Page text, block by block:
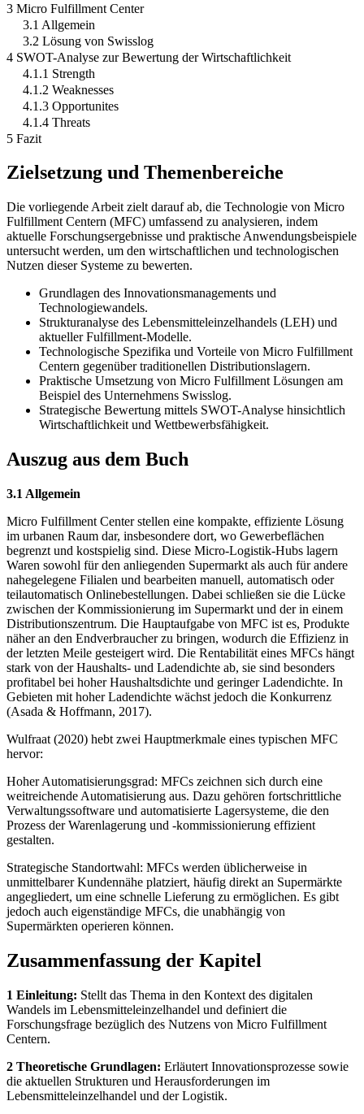
3 Micro Fulfillment Center
3.1 Allgemein
3.2 Lösung von Swisslog
4 SWOT-Analyse zur Bewertung der Wirtschaftlichkeit
4.1.1 Strength
4.1.2 Weaknesses
4.1.3 Opportunites
4.1.4 Threats
5 Fazit
Zielsetzung und Themenbereiche
Die vorliegende Arbeit zielt darauf ab, die Technologie von Micro
Fulfillment Centern (MFC) umfassend zu analysieren, indem
aktuelle Forschungsergebnisse und praktische Anwendungsbeispiele
untersucht werden, um den wirtschaftlichen und technologischen
Nutzen dieser Systeme zu bewerten.
Grundlagen des Innovationsmanagements und
Technologiewandels.
Strukturanalyse des Lebensmitteleinzelhandels (LEH) und
aktueller Fulfillment-Modelle.
Technologische Spezifika und Vorteile von Micro Fulfillment
Centern gegenüber traditionellen Distributionslagern.
Praktische Umsetzung von Micro Fulfillment Lösungen am
Beispiel des Unternehmens Swisslog.
Strategische Bewertung mittels SWOT-Analyse hinsichtlich
Wirtschaftlichkeit und Wettbewerbsfähigkeit.
Auszug aus dem Buch
3.1 Allgemein
Micro Fulfillment Center stellen eine kompakte, effiziente Lösung
im urbanen Raum dar, insbesondere dort, wo Gewerbeflächen
begrenzt und kostspielig sind. Diese Micro-Logistik-Hubs lagern
Waren sowohl für den anliegenden Supermarkt als auch für andere
nahegelegene Filialen und bearbeiten manuell, automatisch oder
teilautomatisch Onlinebestellungen. Dabei schließen sie die Lücke
zwischen der Kommissionierung im Supermarkt und der in einem
Distributionszentrum. Die Hauptaufgabe von MFC ist es, Produkte
näher an den Endverbraucher zu bringen, wodurch die Effizienz in
der letzten Meile gesteigert wird. Die Rentabilität eines MFCs hängt
stark von der Haushalts- und Ladendichte ab, sie sind besonders
profitabel bei hoher Haushaltsdichte und geringer Ladendichte. In
Gebieten mit hoher Ladendichte wächst jedoch die Konkurrenz
(Asada & Hoffmann, 2017).
Wulfraat (2020) hebt zwei Hauptmerkmale eines typischen MFC
hervor:
Hoher Automatisierungsgrad: MFCs zeichnen sich durch eine
weitreichende Automatisierung aus. Dazu gehören fortschrittliche
Verwaltungssoftware und automatisierte Lagersysteme, die den
Prozess der Warenlagerung und -kommissionierung effizient
gestalten.
Strategische Standortwahl: MFCs werden üblicherweise in
unmittelbarer Kundennähe platziert, häufig direkt an Supermärkte
angegliedert, um eine schnelle Lieferung zu ermöglichen. Es gibt
jedoch auch eigenständige MFCs, die unabhängig von
Supermärkten operieren können.
Zusammenfassung der Kapitel
1 Einleitung: Stellt das Thema in den Kontext des digitalen
Wandels im Lebensmitteleinzelhandel und definiert die
Forschungsfrage bezüglich des Nutzens von Micro Fulfillment
Centern.
2 Theoretische Grundlagen: Erläutert Innovationsprozesse sowie
die aktuellen Strukturen und Herausforderungen im
Lebensmitteleinzelhandel und der Logistik.